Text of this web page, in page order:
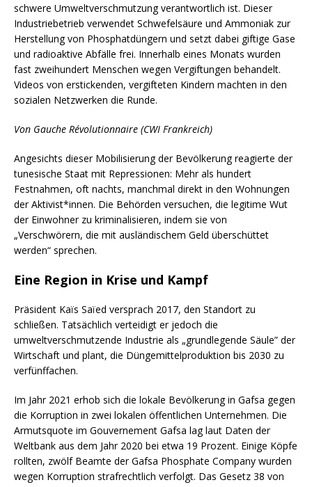
schwere Umweltverschmutzung verantwortlich ist. Dieser
Industriebetrieb verwendet Schwefelsäure und Ammoniak zur
Herstellung von Phosphatdüngern und setzt dabei giftige Gase
und radioaktive Abfälle frei. Innerhalb eines Monats wurden
fast zweihundert Menschen wegen Vergiftungen behandelt.
Videos von erstickenden, vergifteten Kindern machten in den
sozialen Netzwerken die Runde.
Von Gauche Révolutionnaire (CWI Frankreich)
Angesichts dieser Mobilisierung der Bevölkerung reagierte der
tunesische Staat mit Repressionen: Mehr als hundert
Festnahmen, oft nachts, manchmal direkt in den Wohnungen
der Aktivist*innen. Die Behörden versuchen, die legitime Wut
der Einwohner zu kriminalisieren, indem sie von
„Verschwörern, die mit ausländischem Geld überschüttet
werden“ sprechen.
Eine Region in Krise und Kampf
Präsident Kaïs Saïed versprach 2017, den Standort zu
schließen. Tatsächlich verteidigt er jedoch die
umweltverschmutzende Industrie als „grundlegende Säule” der
Wirtschaft und plant, die Düngemittelproduktion bis 2030 zu
verfünffachen.
Im Jahr 2021 erhob sich die lokale Bevölkerung in Gafsa gegen
die Korruption in zwei lokalen öffentlichen Unternehmen. Die
Armutsquote im Gouvernement Gafsa lag laut Daten der
Weltbank aus dem Jahr 2020 bei etwa 19 Prozent. Einige Köpfe
rollten, zwölf Beamte der Gafsa Phosphate Company wurden
wegen Korruption strafrechtlich verfolgt. Das Gesetz 38 von